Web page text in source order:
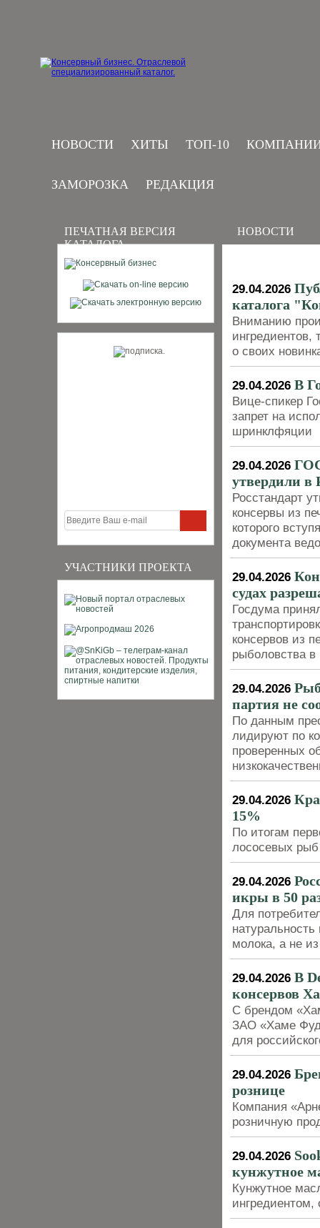
НОВОСТИ ХИТЫ ТОП-10
ЗАМОРОЗКА РЕДАКЦИЯ
ПЕЧАТНАЯ ВЕРСИЯ
КАТАЛОГА
УЧАСТНИКИ ПРОЕКТА
НОВОСТИ
29.04.2026
каталога
Вниманию
ингредиентов,
о своих
29.04.2026 В
Вице-спикер
запрет на
шринклфяции
29.04.2026
утвердили в
Росстандарт
консервы из
которого
документа
29.04.2026
судах
Госдума
консервов из
рыболовства в
29.04.2026
партия не
По данным
лидируют по
проверенных
29.04.2026
15%
По итогам
лососевых
29.04.2026
икры в 50
Для
молока, а не
29.04.2026 В
консервов
С брендом
ЗАО «Хаме
для
29.04.2026
рознице
Компания
розничную
29.04.2026
кунжутное
Кунжутное
ингредиентом,